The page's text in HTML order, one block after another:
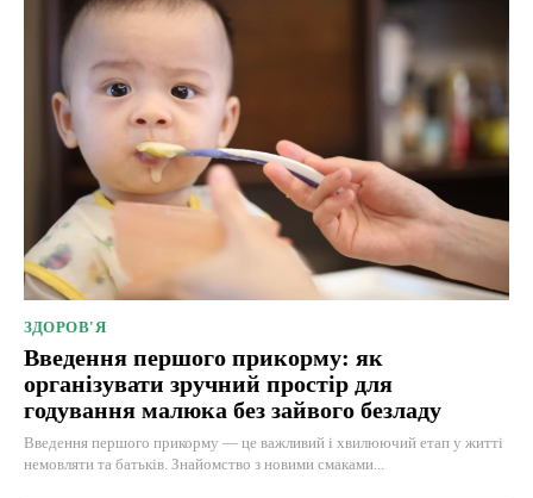
ЗДОРОВ'Я
Введення першого прикорму: як
організувати зручний простір для
годування малюка без зайвого безладу
Введення першого прикорму — це важливий і хвилюючий етап у житті
немовляти та батьків. Знайомство з новими смаками...